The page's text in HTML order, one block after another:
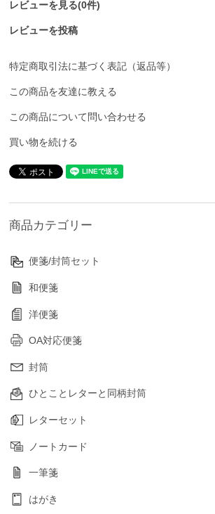
レビューを見る(0件)
レビューを投稿
特定商取引法に基づく表記（返品等）
この商品を友達に教える
この商品について問い合わせる
買い物を続ける
商品カテゴリー
便箋/封筒セット
和便箋
洋便箋
OA対応便箋
封筒
ひとことレターと同柄封筒
レターセット
ノートカード
一筆箋
はがき